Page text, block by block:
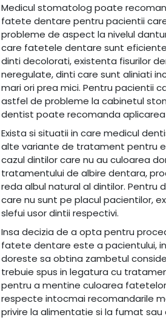
Medicul stomatolog poate
fatete dentare pentru pacientii
probleme de aspect la nivelul
care fatetele dentare sunt
dinti decolorati, existenta fisurilor
neregulate, dinti care sunt aliniati
mari ori prea mici. Pentru pacientii
astfel de probleme la cabinetul
dentist poate recomanda
Exista si situatii in care medicul
alte variante de tratament pentru
cazul dintilor care nu au culoarea
tratamentului de albire dentara,
reda albul natural al dintilor. Pentru
care nu sunt pe placul pacientilor,
slefui usor dintii respectivi.
Insa decizia de a opta pentru
fatete dentare este a pacientului,
doreste sa obtina zambetul
trebuie spus in legatura cu
pentru a mentine culoarea
respecte intocmai recomandarile
privire la alimentatie si la fumat sau